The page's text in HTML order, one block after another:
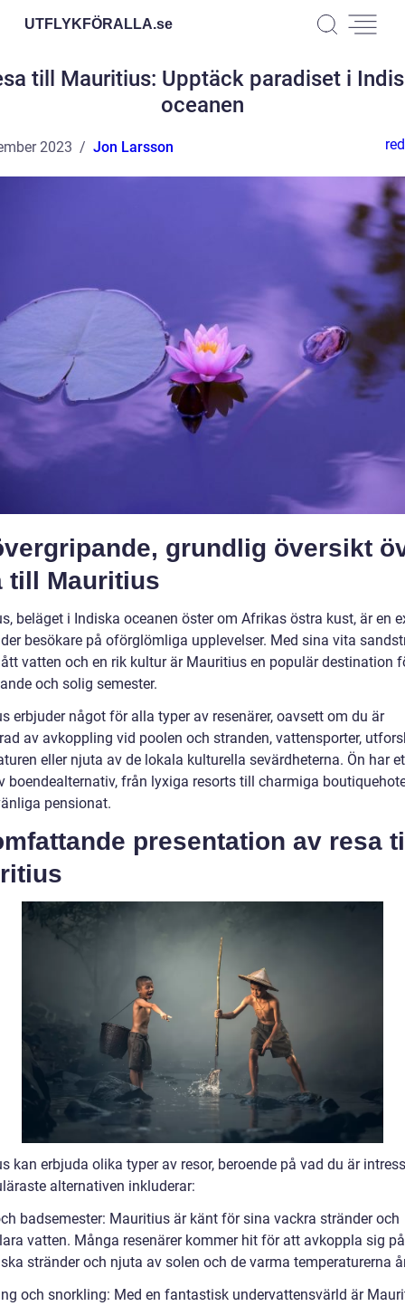
UTFLYKFÖRALLA.se
till Mauritius: Upptäck paradiset i
oceanen
2023 Jon Larsson
grundlig översikt
till Mauritius
beläget i Indiska oceanen öster om Afrikas östra kust, är en
besökare på oförglömliga upplevelser. Med sina vita
vatten och en rik kultur är Mauritius en populär destination
och solig semester.
erbjuder något för alla typer av resenärer, oavsett om du är
av avkoppling vid poolen och stranden, vattensporter,
eller njuta av de lokala kulturella sevärdheterna. Ön har
boendealternativ, från lyxiga resorts till charmiga
pensionat.
presentation av resa
kan erbjuda olika typer av resor, beroende på vad du är
alternativen inkluderar:
badsemester: Mauritius är känt för sina vackra stränder och
vatten. Många resenärer kommer hit för att avkoppla sig på
stränder och njuta av solen och de varma temperaturerna
och snorkling: Med en fantastisk undervattensvärld är